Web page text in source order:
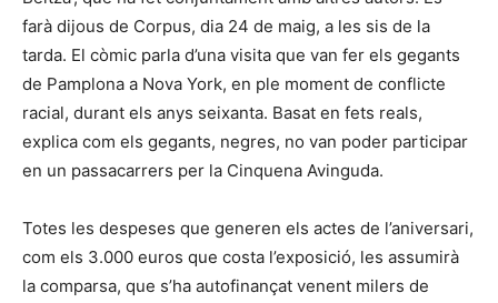
farà dijous de Corpus, dia 24 de maig, a les sis de la
tarda. El còmic parla d’una visita que van fer els gegants
de Pamplona a Nova York, en ple moment de conflicte
racial, durant els anys seixanta. Basat en fets reals,
explica com els gegants, negres, no van poder participar
en un passacarrers per la Cinquena Avinguda.
Totes les despeses que generen els actes de l’aniversari,
com els 3.000 euros que costa l’exposició, les assumirà
la comparsa, que s’ha autofinançat venent milers de